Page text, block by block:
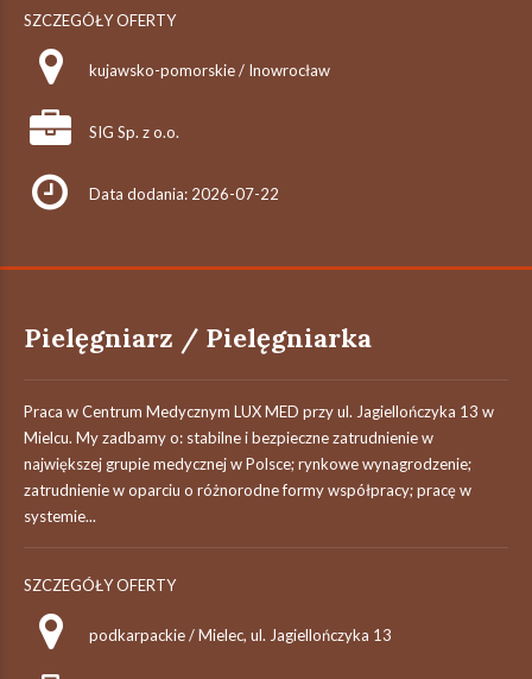
SZCZEGÓŁY OFERTY
kujawsko-pomorskie / Inowrocław
SIG Sp. z o.o.
Data dodania: 2026-07-22
Pielęgniarz / Pielęgniarka
Praca w Centrum Medycznym LUX MED przy ul. Jagiellończyka 13 w
Mielcu. My zadbamy o: stabilne i bezpieczne zatrudnienie w
największej grupie medycznej w Polsce; rynkowe wynagrodzenie;
zatrudnienie w oparciu o różnorodne formy współpracy; pracę w
systemie...
SZCZEGÓŁY OFERTY
podkarpackie / Mielec, ul. Jagiellończyka 13